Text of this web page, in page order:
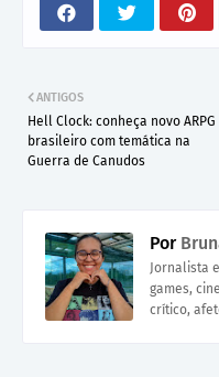
ANTIGOS
Hell Clock: conheça novo ARPG
brasileiro com temática na
Guerra de Canudos
Por
Jornalista
games,
crítico,